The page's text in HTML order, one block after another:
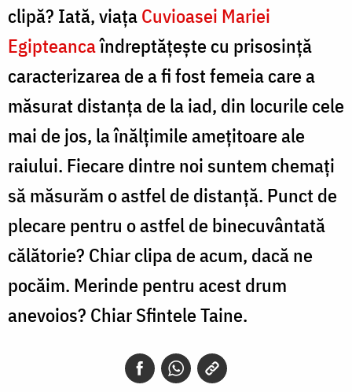
clipă? Iată, viaţaCuvioasei Mariei
Egipteancaîndreptăţeşte cu prisosinţă
caracterizarea de a fi fost femeia care a
măsurat distanţa de la iad, din locurile cele
mai de jos, la înălţimile ameţitoare ale
raiului. Fiecare dintre noi suntem chemaţi
să măsurăm o astfel de distanţă. Punct de
plecare pentru o astfel de binecuvântată
călătorie? Chiar clipa de acum, dacă ne
pocăim. Merinde pentru acest drum
anevoios? Chiar Sfintele Taine.